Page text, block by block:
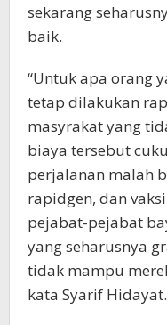
sekarang
baik.
“Untuk apa orang
tetap dilakukan
masyrakat yang
biaya tersebut
perjalanan malah
rapidgen, dan
pejabat-pejabat
yang seharusnya
tidak mampu
kata Syarif Hidayat.